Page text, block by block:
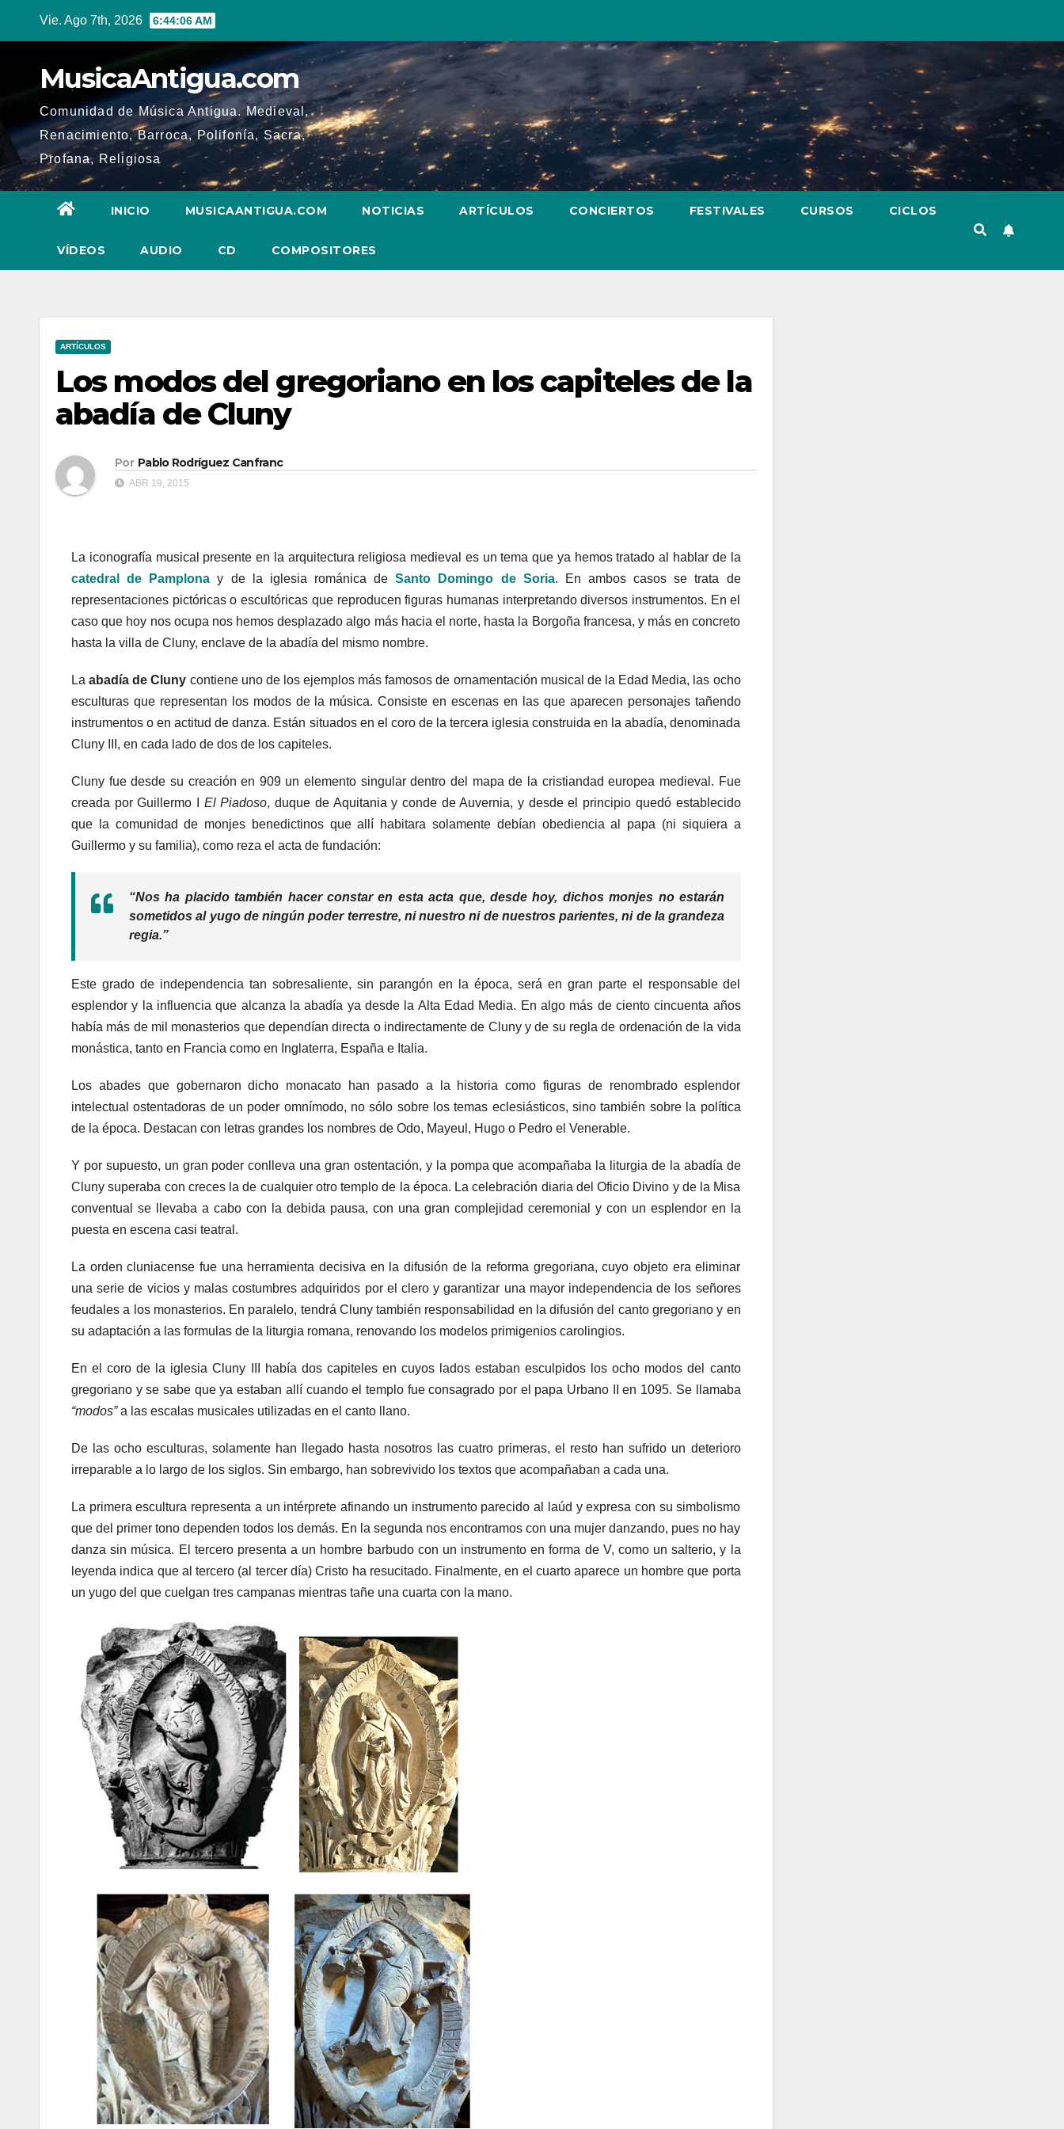
Vie. Ago 7th, 2026 6:44:07 AM
MusicaAntigua.com
Comunidad de Música Antigua. Medieval,
Renacimiento, Barroca, Polifonía, Sacra,
Profana, Religiosa
INICIO MUSICAANTIGUA.COM NOTICIAS ARTÍCULOS CONCIERTOS FESTIVALES CURSOS CICLOS
VÍDEOS AUDIO CD COMPOSITORES
ARTÍCULOS
Los modos del gregoriano en los capiteles de la
abadía de Cluny
Por Pablo Rodríguez Canfranc
ABR 19, 2015
La iconografía musical presente en la arquitectura religiosa medieval es un tema que ya hemos tratado al hablar de la
catedral de Pamplona y de la iglesia románica deSanto Domingo de Soria. En ambos casos se trata de
representaciones pictóricas o escultóricas que reproducen figuras humanas interpretando diversos instrumentos. En el
caso que hoy nos ocupa nos hemos desplazado algo más hacia el norte, hasta la Borgoña francesa, y más en concreto
hasta la villa de Cluny, enclave de la abadía del mismo nombre.
Laabadía de Cluny contiene uno de los ejemplos más famosos de ornamentación musical de la Edad Media, las ocho
esculturas que representan los modos de la música. Consiste en escenas en las que aparecen personajes tañendo
instrumentos o en actitud de danza. Están situados en el coro de la tercera iglesia construida en la abadía, denominada
Cluny III, en cada lado de dos de los capiteles.
Cluny fue desde su creación en 909 un elemento singular dentro del mapa de la cristiandad europea medieval. Fue
creada por Guillermo I El Piadoso, duque de Aquitania y conde de Auvernia, y desde el principio quedó establecido
que la comunidad de monjes benedictinos que allí habitara solamente debían obediencia al papa (ni siquiera a
Guillermo y su familia), como reza el acta de fundación:
“Nos ha placido también hacer constar en esta acta que, desde hoy, dichos monjes no estarán
sometidos al yugo de ningún poder terrestre, ni nuestro ni de nuestros parientes, ni de la grandeza
regia.”
Este grado de independencia tan sobresaliente, sin parangón en la época, será en gran parte el responsable del
esplendor y la influencia que alcanza la abadía ya desde la Alta Edad Media. En algo más de ciento cincuenta años
había más de mil monasterios que dependían directa o indirectamente de Cluny y de su regla de ordenación de la vida
monástica, tanto en Francia como en Inglaterra, España e Italia.
Los abades que gobernaron dicho monacato han pasado a la historia como figuras de renombrado esplendor
intelectual ostentadoras de un poder omnímodo, no sólo sobre los temas eclesiásticos, sino también sobre la política
de la época. Destacan con letras grandes los nombres de Odo, Mayeul, Hugo o Pedro el Venerable.
Y por supuesto, un gran poder conlleva una gran ostentación, y la pompa que acompañaba la liturgia de la abadía de
Cluny superaba con creces la de cualquier otro templo de la época. La celebración diaria del Oficio Divino y de la Misa
conventual se llevaba a cabo con la debida pausa, con una gran complejidad ceremonial y con un esplendor en la
puesta en escena casi teatral.
La orden cluniacense fue una herramienta decisiva en la difusión de la reforma gregoriana, cuyo objeto era eliminar
una serie de vicios y malas costumbres adquiridos por el clero y garantizar una mayor independencia de los señores
feudales a los monasterios. En paralelo, tendrá Cluny también responsabilidad en la difusión del canto gregoriano y en
su adaptación a las formulas de la liturgia romana, renovando los modelos primigenios carolingios.
En el coro de la iglesia Cluny III había dos capiteles en cuyos lados estaban esculpidos los ocho modos del canto
gregoriano y se sabe que ya estaban allí cuando el templo fue consagrado por el papa Urbano II en 1095. Se llamaba
“modos”a las escalas musicales utilizadas en el canto llano.
De las ocho esculturas, solamente han llegado hasta nosotros las cuatro primeras, el resto han sufrido un deterioro
irreparable a lo largo de los siglos. Sin embargo, han sobrevivido los textos que acompañaban a cada una.
La primera escultura representa a un intérprete afinando un instrumento parecido al laúd y expresa con su simbolismo
que del primer tono dependen todos los demás. En la segunda nos encontramos con una mujer danzando, pues no hay
danza sin música. El tercero presenta a un hombre barbudo con un instrumento en forma de V, como un salterio, y la
leyenda indica que al tercero (al tercer día) Cristo ha resucitado. Finalmente, en el cuarto aparece un hombre que porta
un yugo del que cuelgan tres campanas mientras tañe una cuarta con la mano.